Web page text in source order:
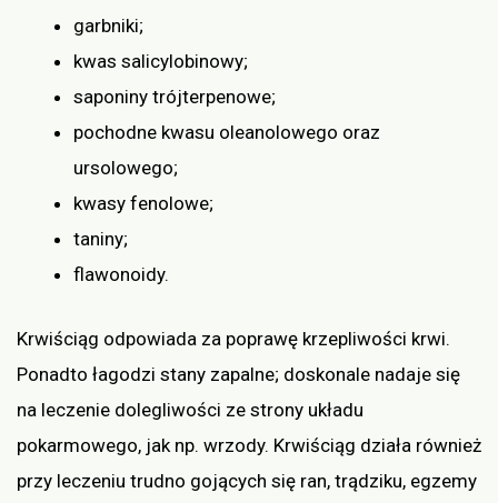
garbniki;
kwas salicylobinowy;
saponiny trójterpenowe;
pochodne kwasu oleanolowego oraz
ursolowego;
kwasy fenolowe;
taniny;
flawonoidy.
Krwiściąg odpowiada za poprawę krzepliwości krwi.
Ponadto łagodzi stany zapalne; doskonale nadaje się
na leczenie dolegliwości ze strony układu
pokarmowego, jak np. wrzody. Krwiściąg działa również
przy leczeniu trudno gojących się ran, trądziku, egzemy